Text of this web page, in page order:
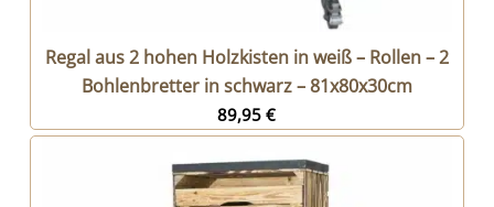
Regal aus 2 hohen Holzkisten in weiß – Rollen – 2
Bohlenbretter in schwarz – 81x80x30cm
89,95€